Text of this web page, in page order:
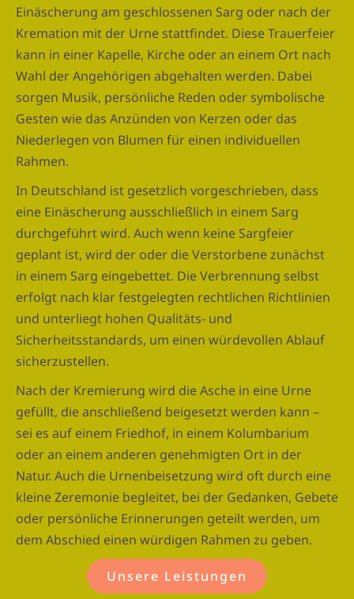
Einäscherung am geschlossenen Sarg oder nach der
Kremation mit der Urne stattfindet. Diese Trauerfeier
kann in einer Kapelle, Kirche oder an einem Ort nach
Wahl der Angehörigen abgehalten werden. Dabei
sorgen Musik, persönliche Reden oder symbolische
Gesten wie das Anzünden von Kerzen oder das
Niederlegen von Blumen für einen individuellen
Rahmen.
In Deutschland ist gesetzlich vorgeschrieben, dass
eine Einäscherung ausschließlich in einem Sarg
durchgeführt wird. Auch wenn keine Sargfeier
geplant ist, wird der oder die Verstorbene zunächst
in einem Sarg eingebettet. Die Verbrennung selbst
erfolgt nach klar festgelegten rechtlichen Richtlinien
und unterliegt hohen Qualitäts- und
Sicherheitsstandards, um einen würdevollen Ablauf
sicherzustellen.
Nach der Kremierung wird die Asche in eine Urne
gefüllt, die anschließend beigesetzt werden kann –
sei es auf einem Friedhof, in einem Kolumbarium
oder an einem anderen genehmigten Ort in der
Natur. Auch die Urnenbeisetzung wird oft durch eine
kleine Zeremonie begleitet, bei der Gedanken, Gebete
oder persönliche Erinnerungen geteilt werden, um
dem Abschied einen würdigen Rahmen zu geben.
Unsere Leistungen